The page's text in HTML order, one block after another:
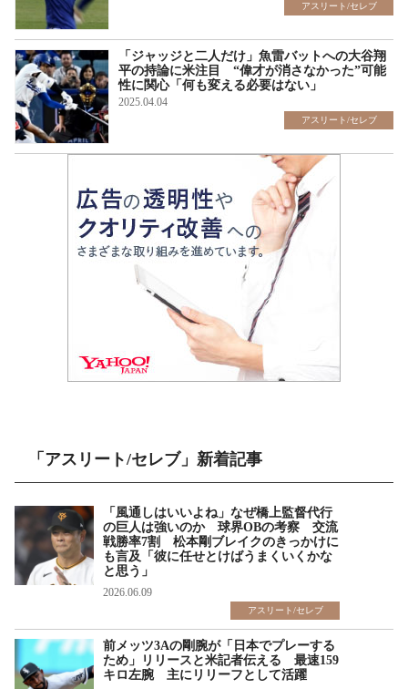
アスリート/セレブ
「ジャッジと二人だけ」魚雷バットへの大谷翔
平の持論に米注目 “偉才が消さなかった”可能
性に関心「何も変える必要はない」
2025.04.04
アスリート/セレブ
「アスリート/セレブ」新着記事
「風通しはいいよね」なぜ橋上監督代行
の巨人は強いのか 球界OBの考察 交流
戦勝率7割 松本剛ブレイクのきっかけに
も言及「彼に任せとけばうまくいくかな
と思う」
2026.06.09
アスリート/セレブ
前メッツ3Aの剛腕が「日本でプレーする
ため」リリースと米記者伝える 最速159
キロ左腕 主にリリーフとして活躍